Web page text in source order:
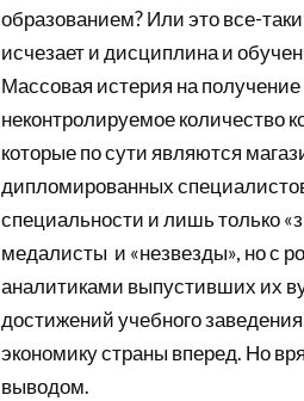
образованием? Или это все-
исчезает и дисциплина и
Массовая истерия на
неконтролируемое количество
которые по сути являются
дипломированных
специальности и лишь только
медалисты и «незвезды», но с
аналитиками выпустивших их
достижений учебного
экономику страны вперед. Но
выводом.